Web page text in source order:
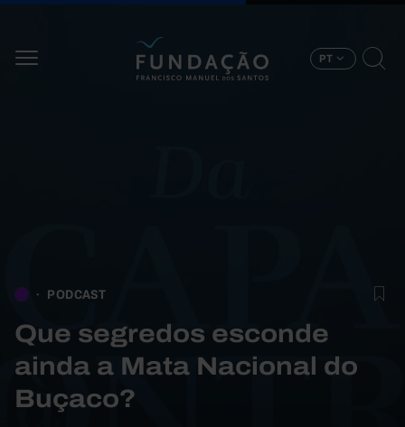
PT
PODCAST
Que segredos esconde
ainda a Mata Nacional do
Buçaco?